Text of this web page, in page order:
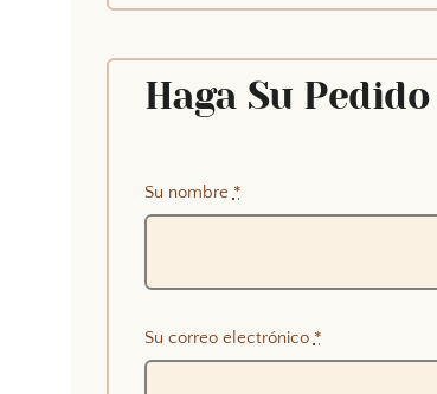
Haga Su Pedido
Su nombre *
Su correo electrónico *